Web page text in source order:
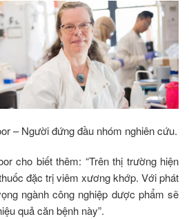
– Người đứng đầu nhóm nghiên cứu.
cho biết thêm: “Trên thị trường hiện
đặc trị viêm xương khớp. Với phát
ngành công nghiệp dược phẩm sẽ
quả căn bệnh này”.